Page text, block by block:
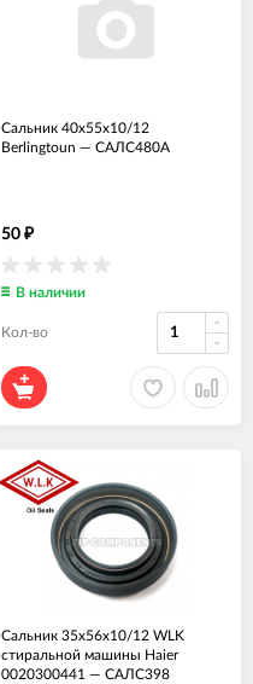
Сальник 40x55x10/12
Berlingtoun — САЛС480А
50 ₽
В наличии
Кол-во
Сальник 35x56x10/12 WLK
стиральной машины Haier
0020300441 — САЛС398